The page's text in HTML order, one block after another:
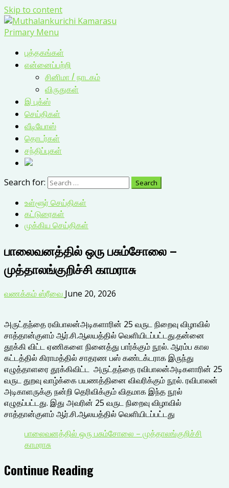
Skip to content
Primary Menu
புத்தகங்கள்
என்னைப்பற்றி
சினிமா / நாடகம்
விருதுகள்
இ புக்ஸ்
செய்திகள்
வீடியோஸ்
தொடர்கள்
சந்திப்புகள்
Search for:
உள்ளூர் செய்திகள்
கட்டுரைகள்
முக்கிய செய்திகள்
பாலைவனத்தில் ஒரு பசும்சோலை –
முத்தாலங்குறிச்சி காமராசு
வணக்கம் ஸ்ரீவை June 20, 2026
அருட்தந்தை ரவிபாலன்அடிகளாரின் 25 வருட நிறைவு விழாவில்
சாத்தான்குளம் ஆர்.சி.ஆலயத்தில் வெளியிடப்பட்டது.தன்னை
தூக்கி விட்ட ஏணிகளை நினைத்து பார்க்கும் நூல். ஆரம்ப கால
கட்டத்தில் கிராமத்தில் சாதரண பஸ் கண்டக்டராக இருந்து
எழுத்தாளரை தூக்கிவிட்ட அருட்தந்தை ரவிபாலன்அடிகளாரின் 25
வருட துறவு வாழ்க்கை பயணத்தினை விவரிக்கும் நூல். ரவிபாலன்
அடிகாளருக்கு நன்றி தெரிவிக்கும் விதமாக இந்த நூல்
எழுதப்பட்டது. இது அவரின் 25 வருட நிறைவு விழாவில்
சாத்தான்குளம் ஆர்.சி.ஆலயத்தில் வெளியிடப்பட்டது
பாலைவனத்தில் ஒரு பசும்சோலை – முத்தாலங்குறிச்சி
காமராசு
Continue Reading